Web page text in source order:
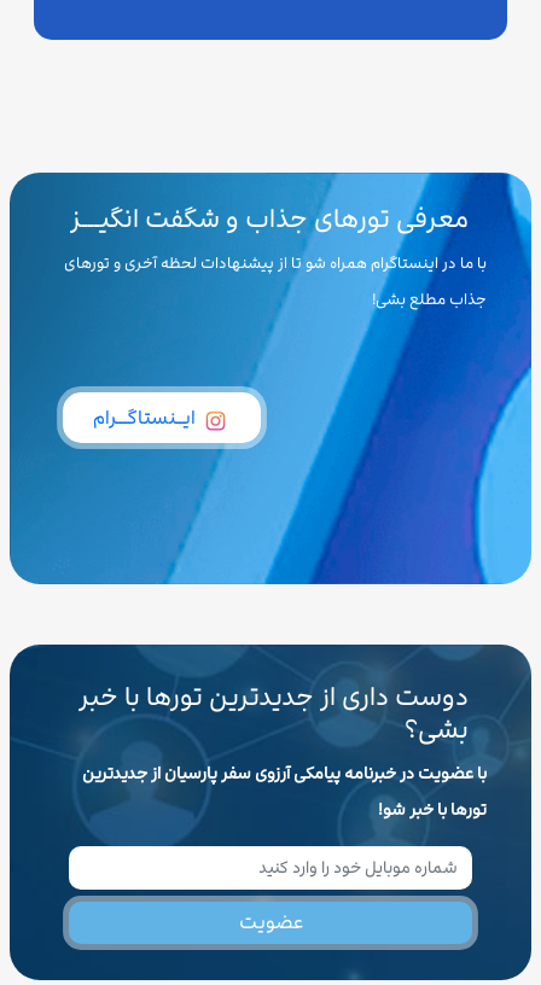
معرفی تورهای جذاب و شگفت انگیـــز
با ما در اینستاگرام همراه شو تا از پیشنهادات لحظه آخری و تورهای
جذاب مطلع بشی!
ایــنستاگـــرام
دوست داری از جدیدترین تورها با خبر
بشی؟
با عضویت در خبرنامه پیامکی آرزوی سفر پارسیان از جدیدترین
تورها با خبر شو!
عضویت